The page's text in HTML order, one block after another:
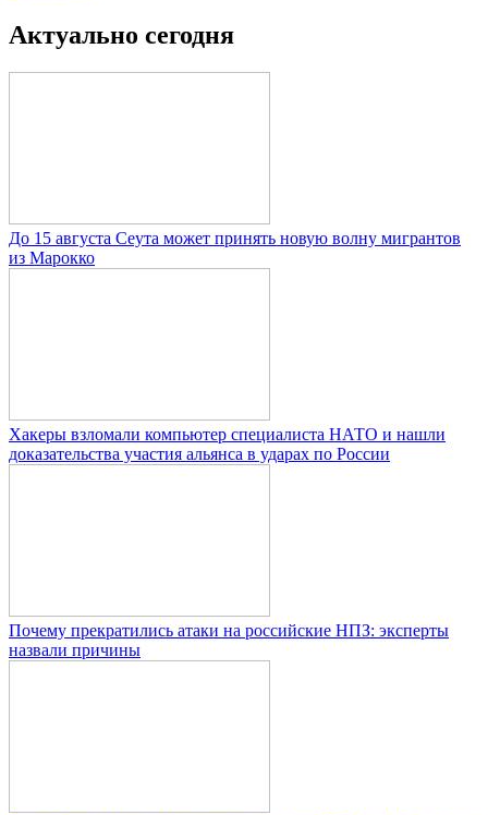
Актуально сегодня
До 15 августа Сеута может принять новую волну мигрантов
из Марокко
Хакеры взломали компьютер специалиста НАТО и нашли
доказательства участия альянса в ударах по России
Почему прекратились атаки на российские НПЗ: эксперты
назвали причины